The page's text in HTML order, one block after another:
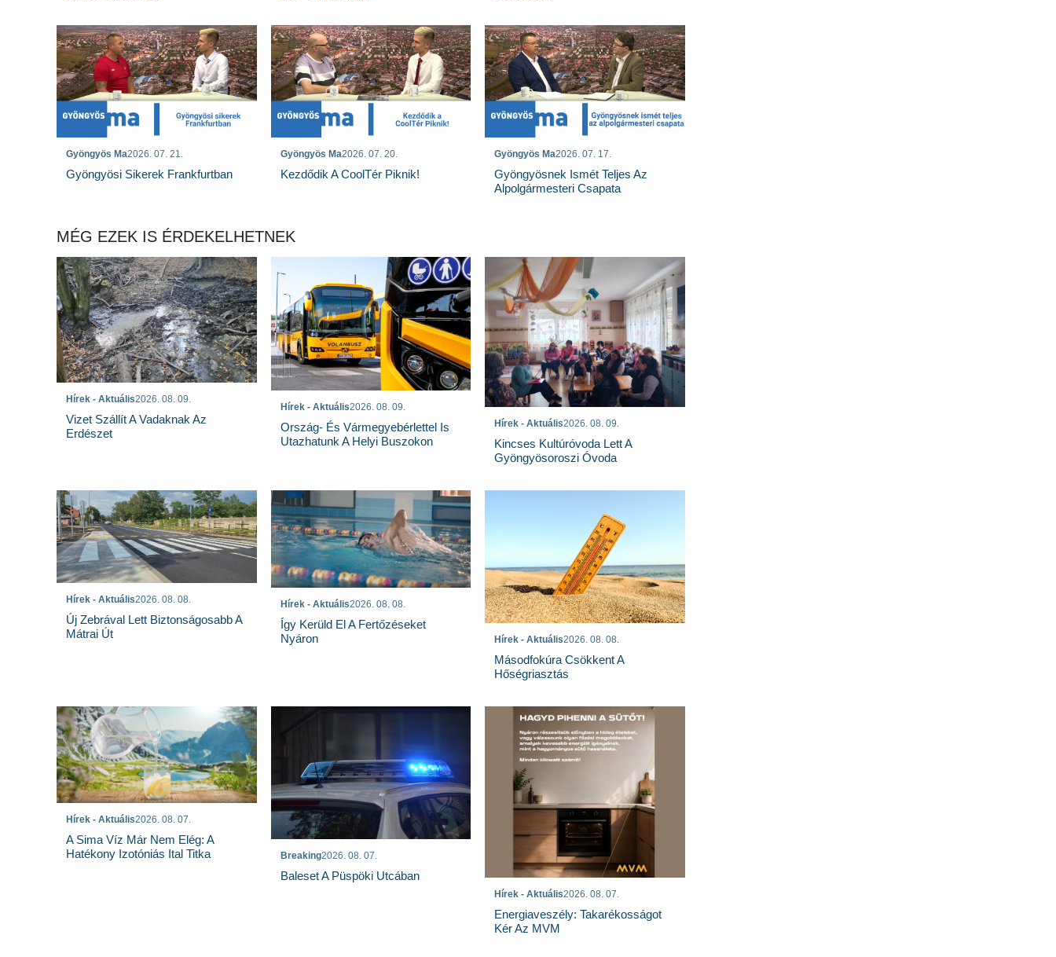
Gyöngyös Ma2026. 07. 21.
Gyöngyösi Sikerek Frankfurtban
Gyöngyös Ma2026. 07. 20.
Kezdődik A CoolTér Piknik!
Gyöngyös Ma2026. 07. 17.
Gyöngyösnek Ismét Teljes Az
Alpolgármesteri Csapata
MÉG EZEK IS ÉRDEKELHETNEK
Hírek - Aktuális2026. 08. 09.
Vizet Szállít A Vadaknak Az
Erdészet
Hírek - Aktuális2026. 08. 09.
Ország- És Vármegyebérlettel Is
Utazhatunk A Helyi Buszokon
Hírek - Aktuális2026. 08. 09.
Kincses Kultúróvoda Lett A
Gyöngyösoroszi Óvoda
Hírek - Aktuális2026. 08. 08.
Új Zebrával Lett Biztonságosabb A
Mátrai Út
Hírek - Aktuális2026. 08. 08.
Így Kerüld El A Fertőzéseket
Nyáron
Hírek - Aktuális2026. 08. 08.
Másodfokúra Csökkent A
Hőségriasztás
Hírek - Aktuális2026. 08. 07.
A Sima Víz Már Nem Elég: A
Hatékony Izotóniás Ital Titka
Breaking2026. 08. 07.
Baleset A Püspöki Utcában
Hírek - Aktuális2026. 08. 07.
Energiaveszély: Takarékosságot
Kér Az MVM